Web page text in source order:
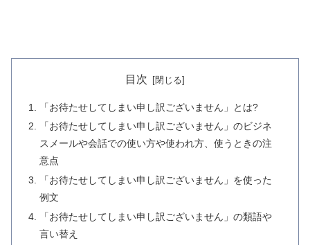
目次
「お待たせしてしまい申し訳ございません」とは?
「お待たせしてしまい申し訳ございません」のビジネ
スメールや会話での使い方や使われ方、使うときの注
意点
「お待たせしてしまい申し訳ございません」を使った
例文
「お待たせしてしまい申し訳ございません」の類語や
言い替え